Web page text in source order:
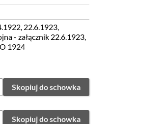
22.6.1923,
- załącznik 22.6.1923,
1924
Skopiuj do schowka
Skopiuj do schowka